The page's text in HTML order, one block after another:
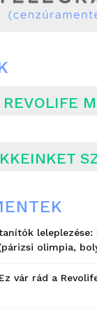
leleplezése:
olimpia,
vár rád a